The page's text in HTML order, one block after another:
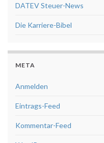
DATEV Steuer-News
Die Karriere-Bibel
META
Anmelden
Eintrags-Feed
Kommentar-Feed